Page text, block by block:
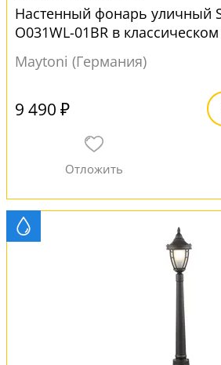
Настенный фонарь уличный
O031WL-01BR в
Maytoni (Германия)
9 490 ₽